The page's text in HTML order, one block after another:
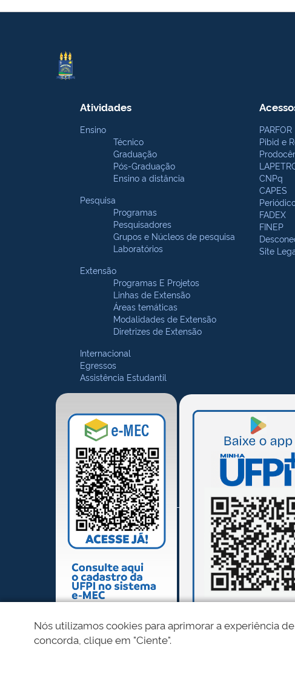
Atividades
Ensino
Técnico
Graduação
Pós-Graduação
Ensino a distância
Pesquisa
Programas
Pesquisadores
Grupos e Núcleos de pesquisa
Laboratórios
Extensão
Programas E Projetos
Linhas de Extensão
Áreas temáticas
Modalidades de Extensão
Diretrizes de Extensão
Internacional
Egressos
Assistência Estudantil
PARFOR
Pibid e
CNPq
CAPES
FADEX
FINEP
Site
Nós utilizamos cookies para aprimorar a experiência
concorda, clique em "Ciente".